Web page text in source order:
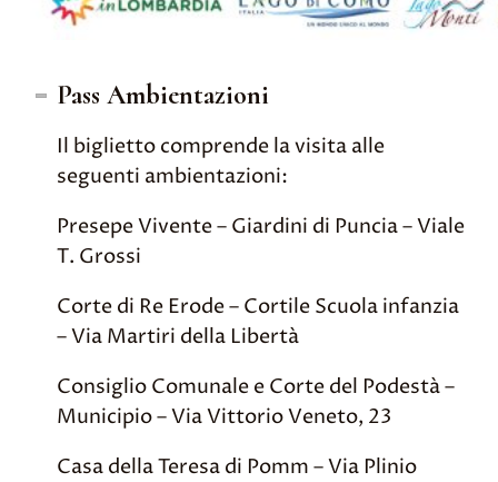
Pass Ambientazioni
Il biglietto comprende la visita alle
seguenti ambientazioni:
Presepe Vivente – Giardini di Puncia – Viale
T. Grossi
Corte di Re Erode – Cortile Scuola infanzia
– Via Martiri della Libertà
Consiglio Comunale e Corte del Podestà –
Municipio – Via Vittorio Veneto, 23
Casa della Teresa di Pomm – Via Plinio